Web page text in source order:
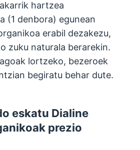
hartzea
(1 denbora) egunean
erabil dezakezu,
zuku naturala berarekin.
lortzeko, bezeroek
begiratu behar dute.
eskatu Dialine
prezio